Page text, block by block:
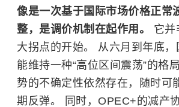
像是一次基于国际市场价格正常
整，是调价机制在起作用。 它并
大拐点的开始。 从六月到年底，
能维持一种“高位区间震荡”的格
势的不确定性依然存在，随时可
期反弹。 同时，OPEC+的减产